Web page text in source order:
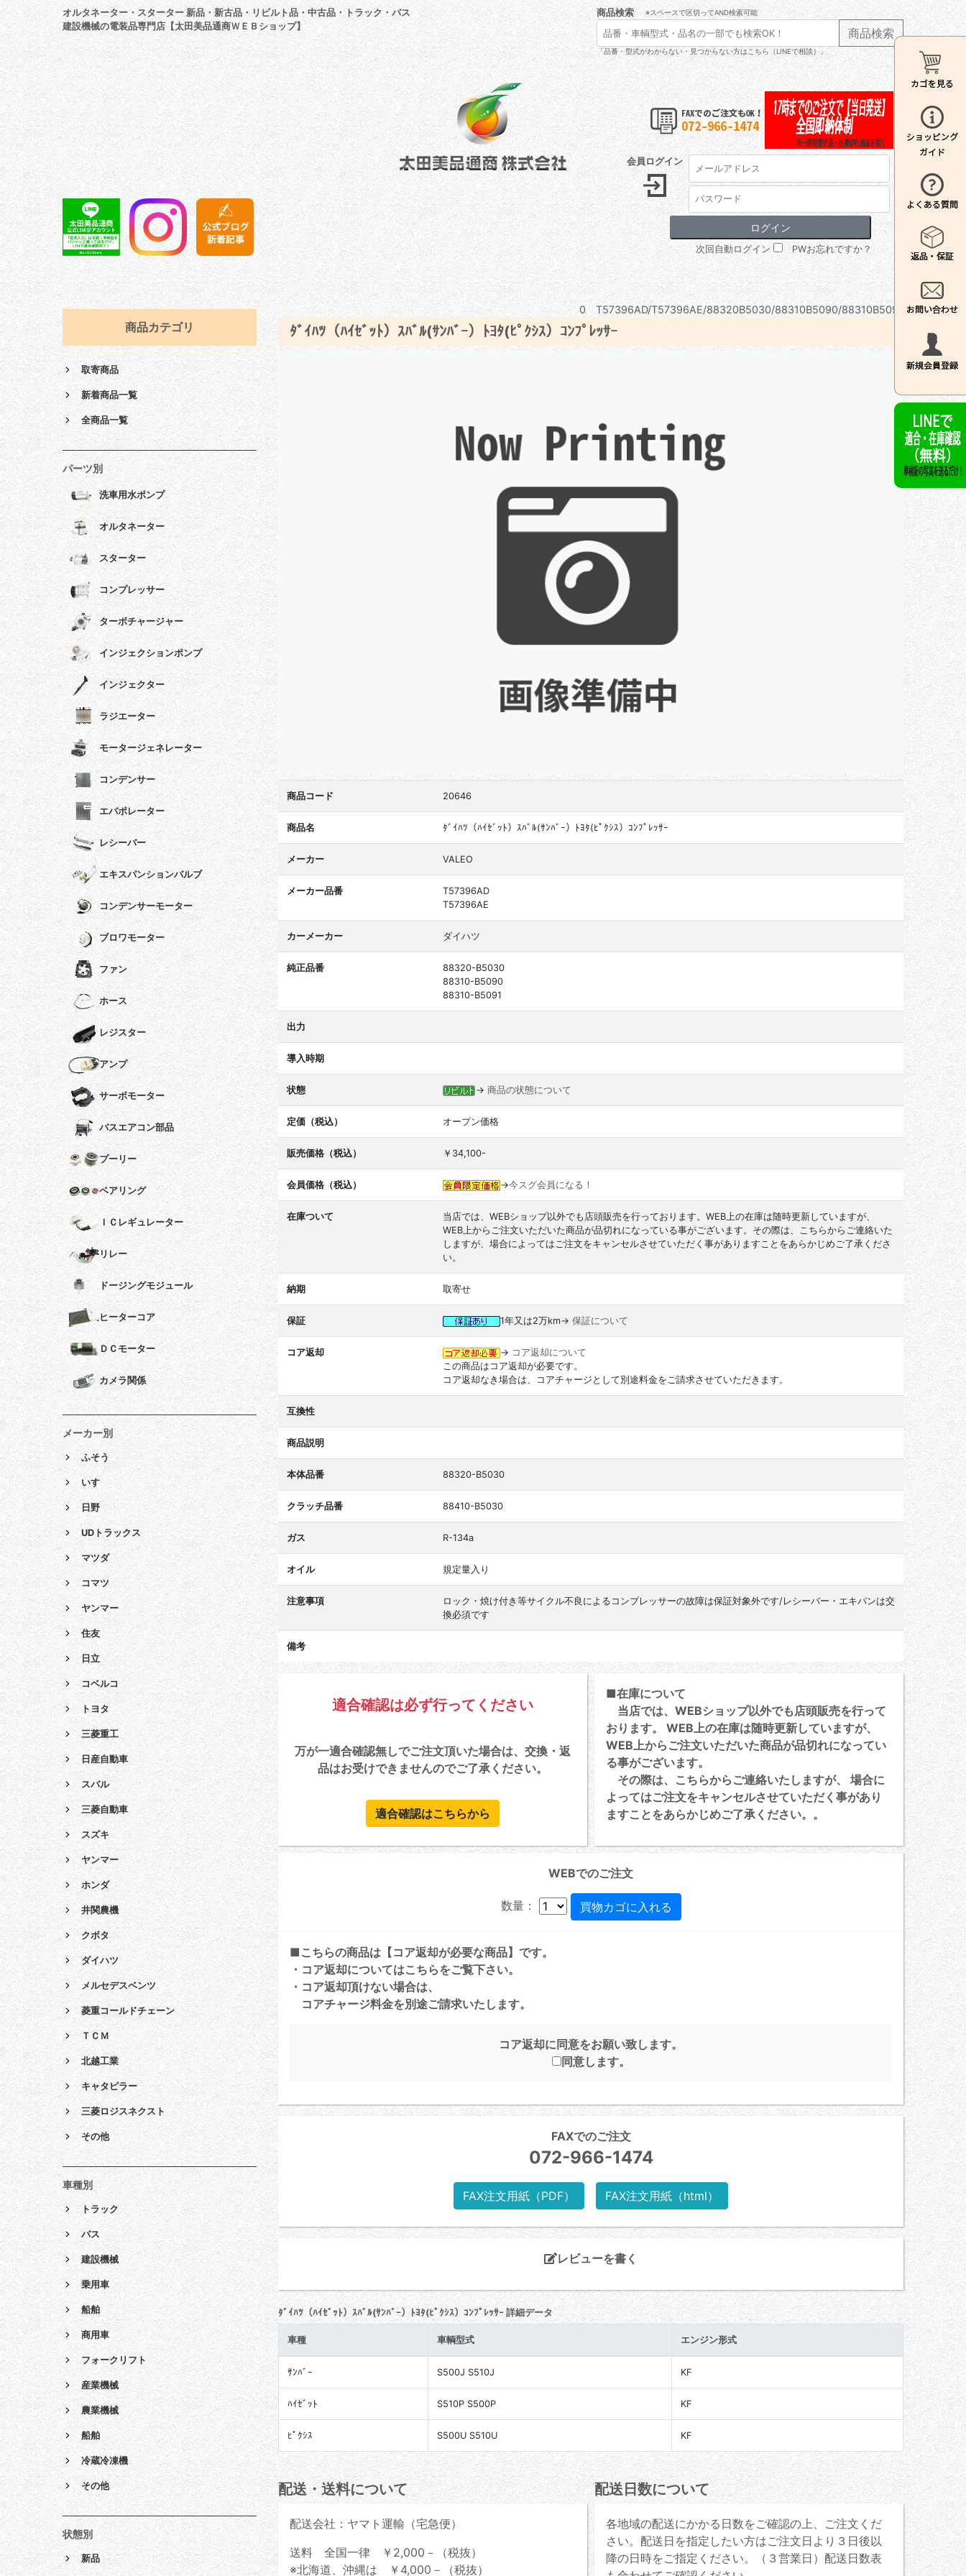
オルタネーター・スターター 新品・新古品・リビルト品・中古品・トラック・バス
建設機械の電装品専門店【太田美品通商ＷＥＢショップ】
商品検索 ※スペースで区切ってAND検索可能
商品検索
「品番・型式がわからない・見つからない方はこちら（LINEで相談）」
会員ログイン
次回自動ログイン PWお忘れですか？
0 T57396AD/T57396AE/88320B5030/88310B5090/88310B5091
ﾀﾞｲﾊﾂ（ﾊｲｾﾞｯﾄ）ｽﾊﾞﾙ(ｻﾝﾊﾞｰ）ﾄﾖﾀ(ﾋﾟｸｼｽ）ｺﾝﾌﾟﾚｯｻｰ
商品コード 20646
商品名 ﾀﾞｲﾊﾂ（ﾊｲｾﾞｯﾄ）ｽﾊﾞﾙ(ｻﾝﾊﾞｰ）ﾄﾖﾀ(ﾋﾟｸｼｽ）ｺﾝﾌﾟﾚｯｻｰ
メーカー VALEO
メーカー品番
T57396AD
T57396AE
カーメーカー ダイハツ
純正品番
88320-B5030
88310-B5090
88310-B5091
出力
導入時期
状態 → 商品の状態について
定価（税込） オープン価格
販売価格（税込） ￥34,100-
会員価格（税込） →今スグ会員になる！
在庫ついて
当店では、WEBショップ以外でも店頭販売を行っております。WEB上の在庫は随時更新していますが、
WEB上からご注文いただいた商品が品切れになっている事がございます。その際は、こちらからご連絡いた
しますが、場合によってはご注文をキャンセルさせていただく事がありますことをあらかじめご了承くださ
い。
納期 取寄せ
保証 1年又は2万km→ 保証について
コア返却 → コア返却について
この商品はコア返却が必要です。
コア返却なき場合は、コアチャージとして別途料金をご請求させていただきます。
互換性
商品説明
本体品番 88320-B5030
クラッチ品番 88410-B5030
ガス R-134a
オイル 規定量入り
注意事項
ロック・焼け付き等サイクル不良によるコンプレッサーの故障は保証対象外です/レシーバー・エキパンは交
換必須です
備考
適合確認は必ず行ってください
万が一適合確認無しでご注文頂いた場合は、交換・返
品はお受けできませんのでご了承ください。
適合確認はこちらから
■在庫について
当店では、WEBショップ以外でも店頭販売を行って
おります。 WEB上の在庫は随時更新していますが、
WEB上からご注文いただいた商品が品切れになってい
る事がございます。
その際は、こちらからご連絡いたしますが、 場合に
よってはご注文をキャンセルさせていただく事があり
ますことをあらかじめご了承ください。。
WEBでのご注文
数量：
■こちらの商品は【コア返却が必要な商品】です。
・コア返却についてはこちらをご覧下さい。
・コア返却頂けない場合は、
コアチャージ料金を別途ご請求いたします。
コア返却に同意をお願い致します。
同意します。
FAXでのご注文
072-966-1474
FAX注文用紙（PDF） FAX注文用紙（html）
レビューを書く
ﾀﾞｲﾊﾂ（ﾊｲｾﾞｯﾄ）ｽﾊﾞﾙ(ｻﾝﾊﾞｰ）ﾄﾖﾀ(ﾋﾟｸｼｽ）ｺﾝﾌﾟﾚｯｻｰ 詳細データ
車種 車輌型式 エンジン形式
ｻﾝﾊﾞｰ S500J S510J KF
ﾊｲｾﾞｯﾄ S510P S500P KF
ﾋﾟｸｼｽ S500U S510U KF
配送・送料について
配送会社：ヤマト運輸（宅急便）
送料 全国一律 ￥2,000－（税抜）
※北海道、沖縄は ￥4,000－（税抜）
配送日数について
各地域の配送にかかる日数をご確認の上、ご注文くだ
さい。配送日を指定したい方はご注文日より３日後以
降の日時をご指定ください。（３営業日）配送日数表
商品カテゴリ
取寄商品
新着商品一覧
全商品一覧
パーツ別
洗車用水ポンプ
オルタネーター
スターター
コンプレッサー
ターボチャージャー
インジェクションポンプ
インジェクター
ラジエーター
モータージェネレーター
コンデンサー
エバポレーター
レシーバー
エキスパンションバルブ
コンデンサーモーター
ブロワモーター
ファン
ホース
レジスター
アンプ
サーボモーター
バスエアコン部品
プーリー
ベアリング
ＩＣレギュレーター
リレー
ドージングモジュール
ヒーターコア
ＤＣモーター
カメラ関係
メーカー別
ふそう
いすゞ
日野
UDトラックス
マツダ
コマツ
ヤンマー
住友
日立
コベルコ
トヨタ
三菱重工
日産自動車
スバル
三菱自動車
スズキ
ヤンマー
ホンダ
井関農機
クボタ
ダイハツ
メルセデスベンツ
菱重コールドチェーン
ＴＣＭ
北越工業
キャタピラー
三菱ロジスネクスト
その他
車種別
トラック
バス
建設機械
乗用車
船舶
商用車
フォークリフト
産業機械
農業機械
船舶
冷蔵冷凍機
その他
状態別
新品